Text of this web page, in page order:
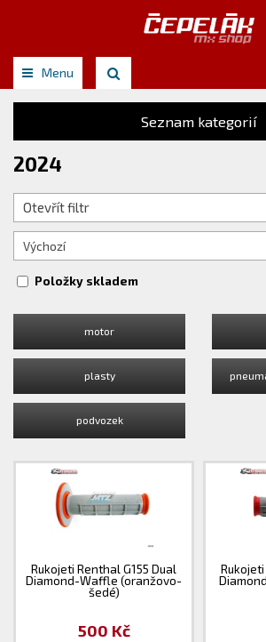
Menu
Seznam kategorií
2024
Otevřít filtr
Výchozí
Položky skladem
motor
plasty
podvozek
Rukojeti Renthal G155 Dual
Diamond-Waffle (oranžovo-
šedé)
500 Kč